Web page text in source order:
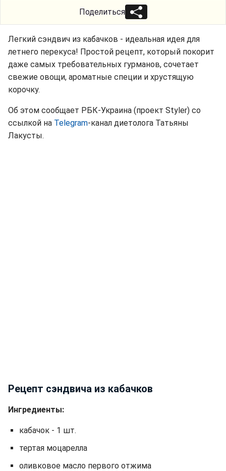
Поделиться
Легкий сэндвич из кабачков - идеальная идея для
летнего перекуса! Простой рецепт, который покорит
даже самых требовательных гурманов, сочетает
свежие овощи, ароматные специи и хрустящую
корочку.
Об этом сообщает РБК-Украина (проект Styler) со
ссылкой на Telegram-канал диетолога Татьяны
Лакусты.
Рецепт сэндвича из кабачков
Ингредиенты:
кабачок - 1 шт.
тертая моцарелла
оливковое масло первого отжима